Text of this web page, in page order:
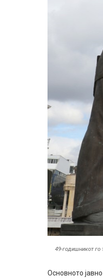
49-годишникот го
Основното